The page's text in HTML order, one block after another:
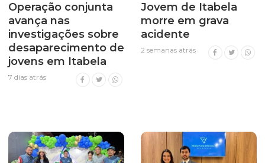
Operação conjunta
avança nas
investigações sobre
desaparecimento de
jovens em Itabela
7 dias atrás
Jovem de Itabela
morre em grava
acidente
2 semanas atrás